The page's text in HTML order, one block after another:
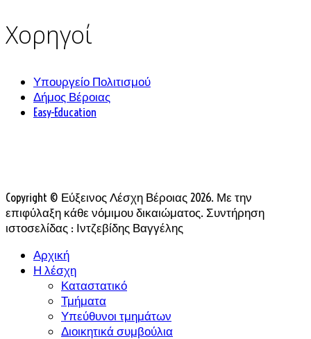
Χορηγοί
Υπουργείο Πολιτισμού
Δήμος Βέροιας
Easy-Education
Copyright © Εύξεινος Λέσχη Βέροιας 2026. Με την
επιφύλαξη κάθε νόμιμου δικαιώματος. Συντήρηση
ιστοσελίδας : Ιντζεβίδης Βαγγέλης
Αρχική
Η λέσχη
Καταστατικό
Τμήματα
Υπεύθυνοι τμημάτων
Διοικητικά συμβούλια